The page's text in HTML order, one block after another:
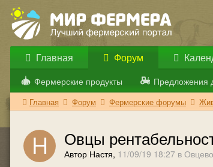
Главная Форум
Фермерские продукты Предложения
Главная Форум Фермерские форумы
Овцы
Автор Настя, 11/09/19 18:27 в